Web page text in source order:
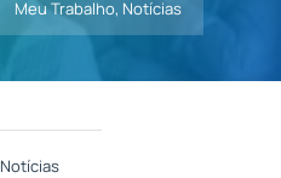
Meu Trabalho, Notícias
Notícias